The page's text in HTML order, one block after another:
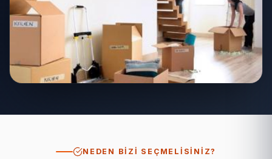
NEDEN BIZI SEÇMELISINIZ?